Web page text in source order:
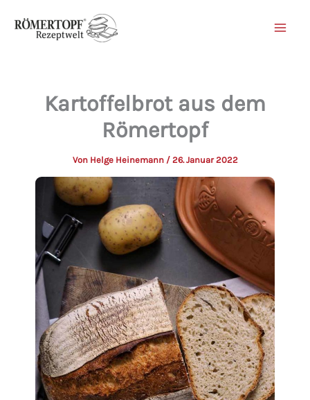
Inhalt
Kartoffelbrot aus dem
Römertopf
Von Helge Heinemann / 26. Januar 2022